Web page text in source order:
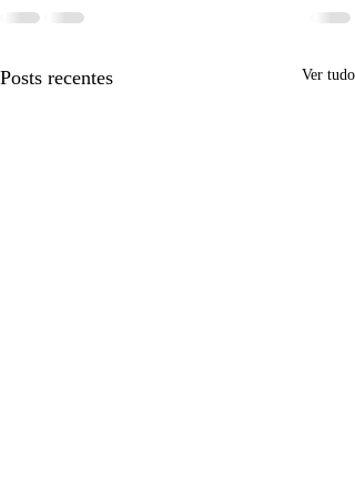
Posts recentes Ver tudo